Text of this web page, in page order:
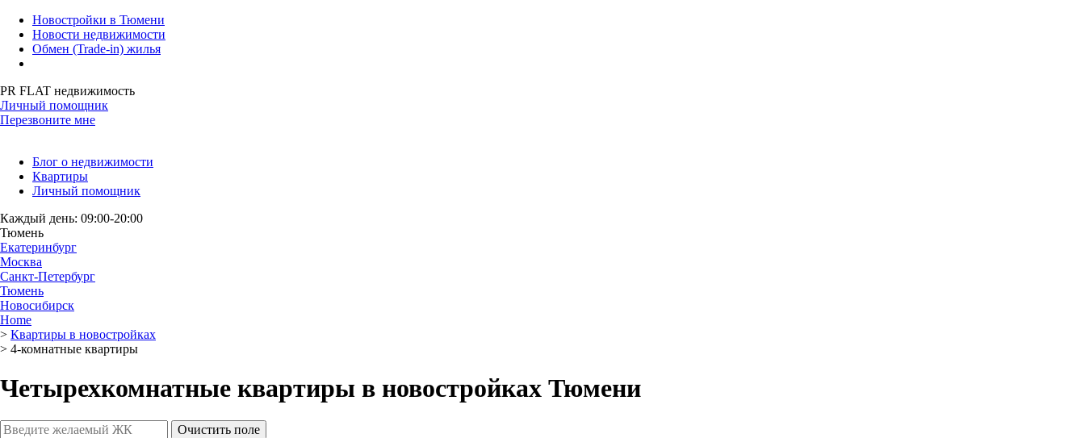
Новостройки в Тюмени
Новости недвижимости
Обмен (Trade-in) жилья
PR FLAT недвижимость
Личный помощник
Перезвоните мне
Блог о недвижимости
Квартиры
Личный помощник
Каждый день: 09:00-20:00
Тюмень
Екатеринбург
Москва
Санкт-Петербург
Тюмень
Новосибирск
Home
> Квартиры в новостройках
> 4-комнатные квартиры
Четырехкомнатные квартиры в новостройках Тюмени
Очистить поле